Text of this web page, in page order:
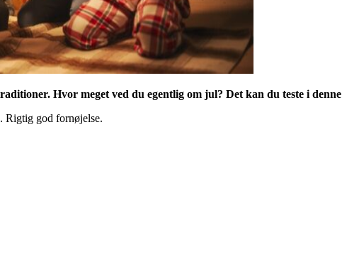
Hvor meget ved du egentlig om jul? Det kan du teste i denne
Rigtig god fornøjelse.